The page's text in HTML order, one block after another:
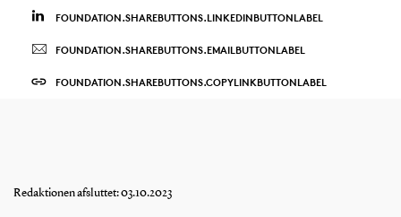
FOUNDATION.SHAREBUTTONS.LINKEDINBUTTONLABEL
FOUNDATION.SHAREBUTTONS.EMAILBUTTONLABEL
FOUNDATION.SHAREBUTTONS.COPYLINKBUTTONLABEL
Redaktionen afsluttet: 03.10.2023